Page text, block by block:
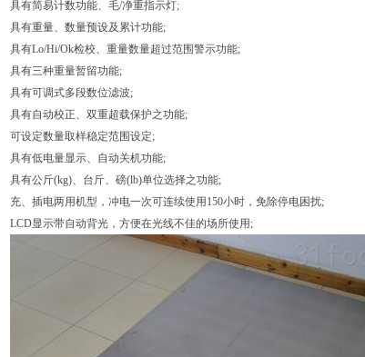
具有简易计数功能、毛/净重指示灯;
具有重量、数量预设及累计功能;
具有Lo/Hi/Ok检校、重量数量超过范围警示功能;
具有三种重量暂留功能;
具有可调式多段数位滤波;
具有自动校正、双重超载保护之功能;
可设定数量取样稳定范围设定;
具有低电量显示、自动关机功能;
具有公斤(kg)、台斤、磅(lb)单位选择之功能;
充、插电两用机型，冲电一次可连续使用150小时，免除停电困扰;
LCD显示带自动背光，方便在光线不佳的场所使用;